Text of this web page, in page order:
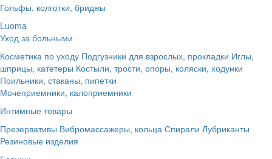
Гольфы, колготки, бриджы
Luoma
Уход за больными
Косметика по уходу Подгузники для взрослых, прокладки Иглы,
шприцы, катетеры Костыли, трости, опоры, коляски, ходунки
Поильники, стаканы, пипетки
Мочеприемники, калоприемники
Интимные товары
Презервативы Вибромассажеры, кольца Спирали Лубриканты
Резиновые изделия